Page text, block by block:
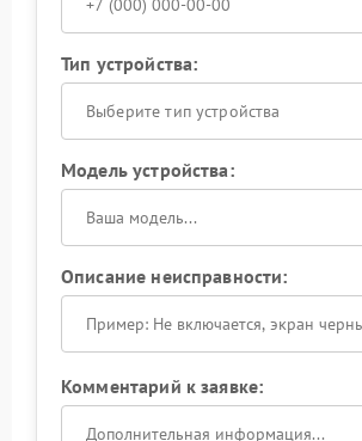
Тип устройства:
Выберите тип устройства
Модель устройства:
Описание неисправности:
Комментарий к заявке: